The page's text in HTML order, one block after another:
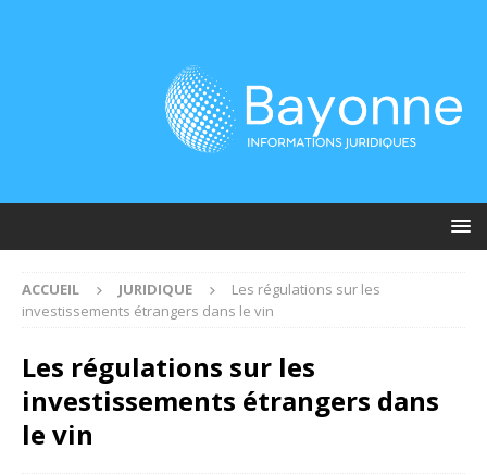
ACCUEIL JURIDIQUE
Les régulations sur les
investissements étrangers dans le vin
Les régulations sur les
investissements étrangers dans
le vin